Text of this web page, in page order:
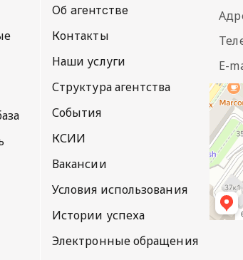
Об агентстве
Контакты
Наши услуги
Структура агентства
События
КСИИ
Вакансии
Условия использования
Истории успеха
Электронные обращения
E-